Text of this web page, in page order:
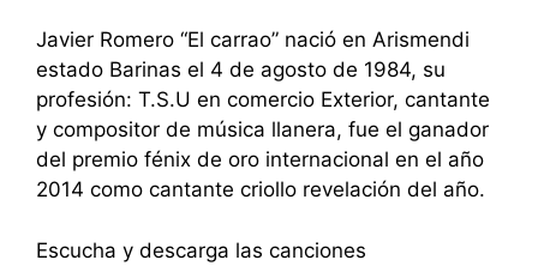
Javier Romero “El carrao” nació en Arismendi
estado Barinas el 4 de agosto de 1984, su
profesión: T.S.U en comercio Exterior, cantante
y compositor de música llanera, fue el ganador
del premio fénix de oro internacional en el año
2014 como cantante criollo revelación del año.
Escucha y descarga las canciones